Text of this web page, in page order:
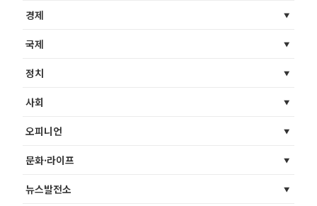
경제
국제
정치
사회
오피니언
문화·라이프
뉴스발전소